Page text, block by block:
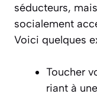
séducteurs,
socialement
Voici quelques
Toucher
riant à